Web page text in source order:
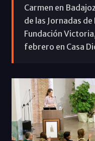
Carmen en
de las Jornadas
Fundación
febrero en Casa